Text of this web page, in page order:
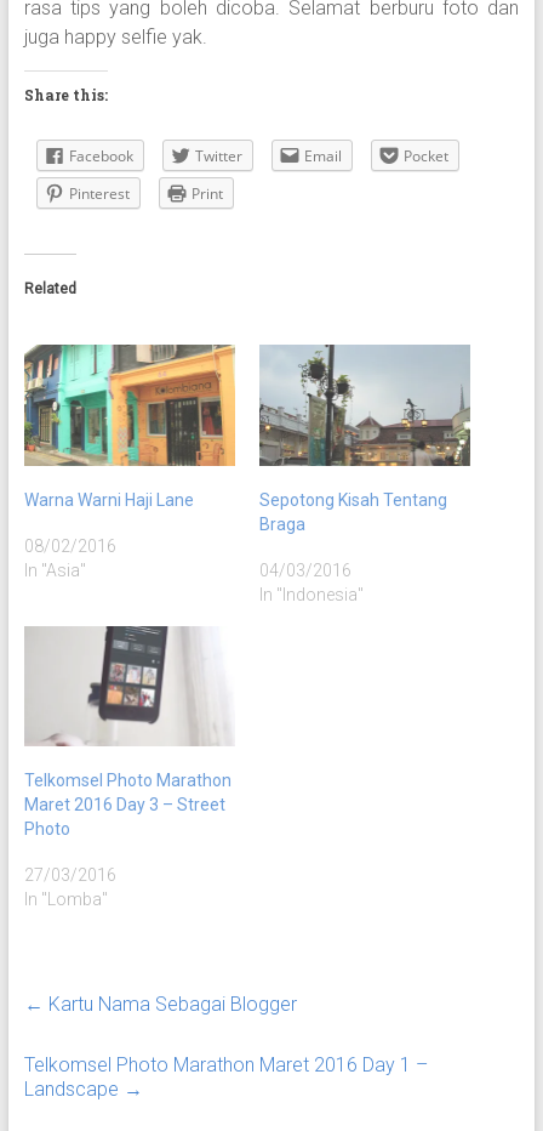
rasa tips yang boleh dicoba. Selamat berburu foto dan
juga happy selfie yak.
Share this:
Facebook Twitter Email
Pocket
Pinterest
Print
Related
Warna Warni Haji Lane
08/02/2016
In "Asia"
Sepotong Kisah Tentang
Braga
04/03/2016
In "Indonesia"
Telkomsel Photo Marathon
Maret 2016 Day 3 – Street
Photo
27/03/2016
In "Lomba"
← Kartu Nama Sebagai Blogger
Telkomsel Photo Marathon Maret 2016 Day 1 –
Landscape →